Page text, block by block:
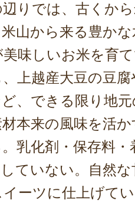
りでは、古くか
山から来る豊か
味しいお米を育
上越産大豆の豆
、できる限り地
本来の風味を活
乳化剤・保存料
ていない。自然
ーツに仕上げて